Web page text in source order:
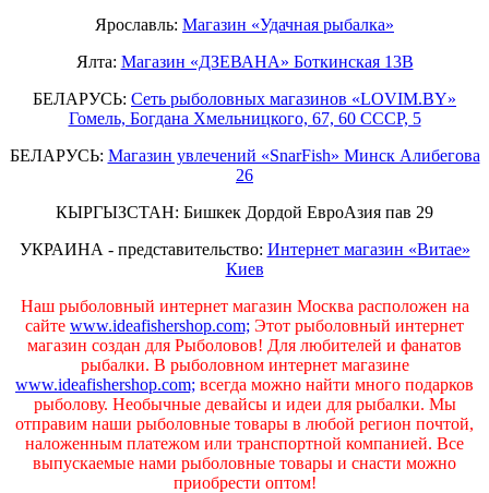
Ярославль: Магазин «Удачная рыбалка»
Ялта: Магазин «ДЗЕВАНА» Боткинская 13В
БЕЛАРУСЬ: Сеть рыболовных магазинов «LOVIM.BY»
Гомель, Богдана Хмельницкого, 67, 60 СССР, 5
БЕЛАРУСЬ: Магазин увлечений «SnarFish» Минск Алибегова
26
КЫРГЫЗСТАН: Бишкек Дордой ЕвроАзия пав 29
УКРАИНА - представительство: Интернет магазин «Витае»
Киев
Наш рыболовный интернет магазин Москва расположен на
сайте www.ideafishershop.com; Этот рыболовный интернет
магазин создан для Рыболовов! Для любителей и фанатов
рыбалки. В рыболовном интернет магазине
www.ideafishershop.com; всегда можно найти много подарков
рыболову. Необычные девайсы и идеи для рыбалки. Мы
отправим наши рыболовные товары в любой регион почтой,
наложенным платежом или транспортной компанией. Все
выпускаемые нами рыболовные товары и снасти можно
приобрести оптом!